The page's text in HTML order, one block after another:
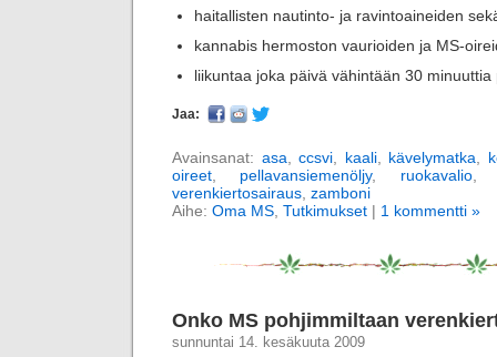
haitallisten nautinto- ja ravintoaineiden
kannabis hermoston vaurioiden ja MS-
liikuntaa joka päivä vähintään 30 minuuttia
Jaa:
Avainsanat: asa ccsvi kaali, kävelymatka
oireet
pellavansiemenöljy, ruokavalio
verenkiertosairaus zamboni
Aihe: Oma MS Tutkimukset | 1 kommentti »
Onko MS pohjimmiltaan
sunnuntai 14. kesäkuuta 2009